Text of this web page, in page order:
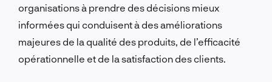
organisations à prendre des décisions mieux
informées qui conduisent à des améliorations
majeures de la qualité des produits, de l’efficacité
opérationnelle et de la satisfaction des clients.